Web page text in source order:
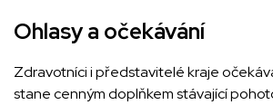
Ohlasy a očekávání
Zdravotníci i představitelé kraje
stane cenným doplňkem stávající